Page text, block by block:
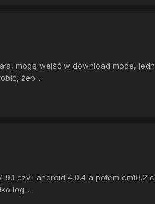
mogę wejść w download mode,
żeb...
czyli android 4.0.4 a potem cm10.2
log...